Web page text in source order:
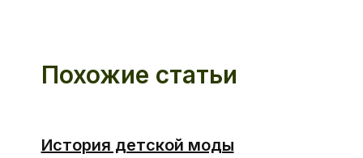
Похожие статьи
История детской моды